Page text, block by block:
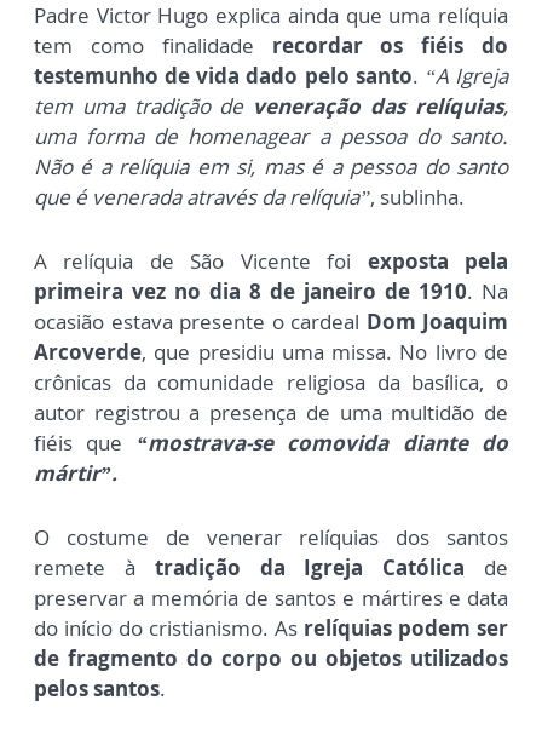
Padre Victor Hugo explica ainda que uma relíquia
tem como finalidade recordar os fiéis do
testemunho de vida dado pelo santo. “A Igreja
tem uma tradição de veneração das relíquias,
uma forma de homenagear a pessoa do santo.
Não é a relíquia em si, mas é a pessoa do santo
que é venerada através da relíquia”, sublinha.
A relíquia de São Vicente foi exposta pela
primeira vez no dia 8 de janeiro de 1910. Na
ocasião estava presente o cardeal Dom Joaquim
Arcoverde, que presidiu uma missa. No livro de
crônicas da comunidade religiosa da basílica, o
autor registrou a presença de uma multidão de
fiéis que “mostrava-se comovida diante do
mártir”.
O costume de venerar relíquias dos santos
remete à tradição da Igreja Católica de
preservar a memória de santos e mártires e data
do início do cristianismo. As relíquias podem ser
de fragmento do corpo ou objetos utilizados
pelos santos.